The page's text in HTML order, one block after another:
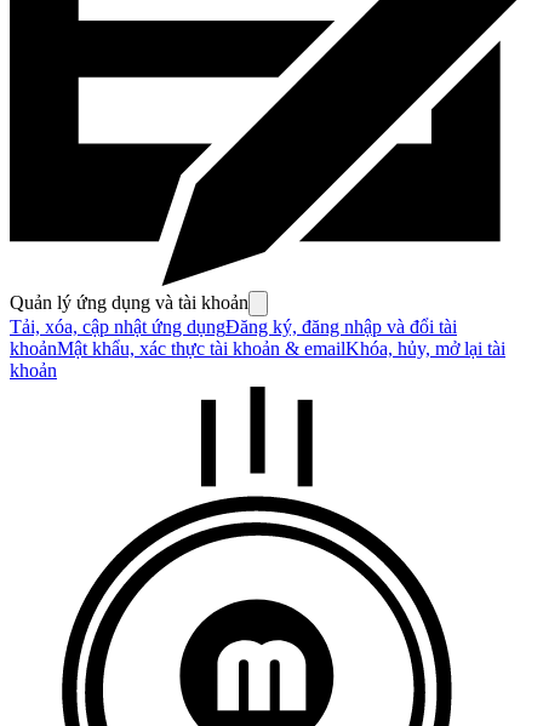
Quản lý ứng dụng và tài khoản
Tải, xóa, cập nhật ứng dụngĐăng ký, đăng nhập và đổi tài
khoảnMật khẩu, xác thực tài khoản & emailKhóa, hủy, mở lại tài
khoản